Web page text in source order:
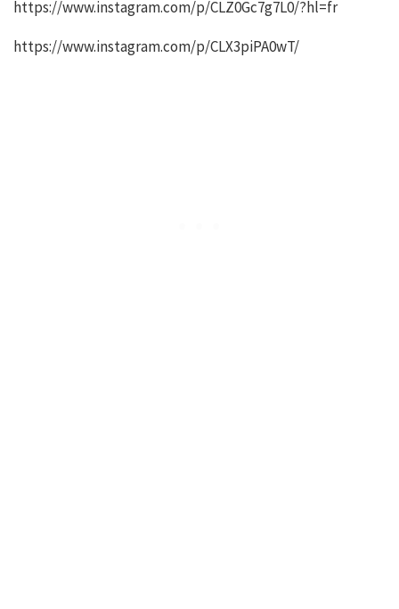
https://www.instagram.com/p/CLZ0Gc7g7L0/?hl=fr
https://www.instagram.com/p/CLX3piPA0wT/